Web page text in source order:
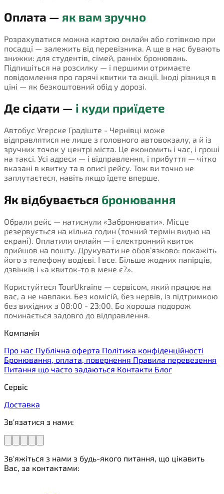
Оплата — як вам зручно
Розрахуватися можна картою онлайн або готівкою при
посадці — залежить від перевізника. А ще в нас бувають
знижки: для студентів, сімей, ранніх бронювань.
Підпишіться на розсилку — і першими отримаєте
повідомлення про гарячі квитки та акції. Іноді різниця в
ціні — як безкоштовний обід у дорозі.
Де сідати — і куди приїдете
Автобус Угерске Градіште - Чернівці може
відправлятися не лише з головного автовокзалу, а й із
зручних точок у центрі міста. Це економить і час, і гроші
на таксі. Усі адреси — і відправлення, і прибуття — чітко
вказані в квитку та в описі рейсу. Тож ви точно не
заплутаєтеся, навіть якщо їдете вперше.
Як відбувається бронювання
Обрали рейс — натиснули «Забронювати». Місце
резервується на кілька годин (точний термін видно на
екрані). Оплатили онлайн — і електронний квиток
прийшов на пошту. Друкувати не обов’язково: покажіть
його з телефону водієві. І все. Більше жодних папірців,
дзвінків і «а квиток-то в мене є?».
Користуйтеся TourUkraine — сервісом, який працює на
вас, а не навпаки. Без комісій, без нервів, із підтримкою
без вихідних з 08:00 - 23:00. Бо хороша подорож
починається задовго до відправлення.
Компанія
Про нас Публічна оферта Політика конфіденційності
Бронювання, оплата, повернення Правила перевезення
Питання що часто задаються Контакти Блог
Сервіс
Доставка
Зв'язатися з нами:
Зв'яжіться з нами з будь-якого питання, що цікавить
Вас, за контактами: